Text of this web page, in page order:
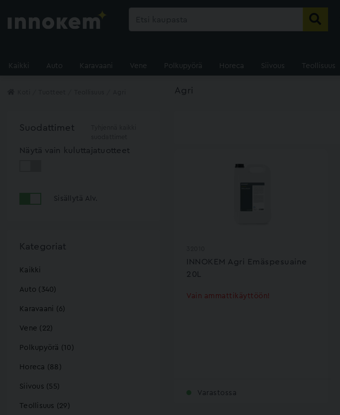
Kaikki Auto Karavaani Vene Polkupyörä Horeca Siivous Teollisuus
Agri
Suodattimet
Näytä vain kuluttajatuotteet
Sisällytä Alv.
Kategoriat
Kaikki
Auto (340)
Karavaani (6)
Vene (22)
Polkupyörä (10)
Horeca (88)
Siivous (55)
Teollisuus (29)
INNOKEM Agri Emäspesuaine
20L
Varastossa
Vain ammattikäyttöön!